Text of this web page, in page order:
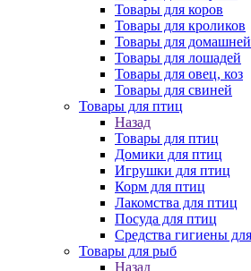
Товары для коров
Товары для кроликов
Товары для
Товары для лошадей
Товары для овец, коз
Товары для свиней
Товары для птиц
Назад
Товары для птиц
Домики для птиц
Игрушки для птиц
Корм для птиц
Лакомства для птиц
Посуда для птиц
Средства гигиены
Товары для рыб
Назад